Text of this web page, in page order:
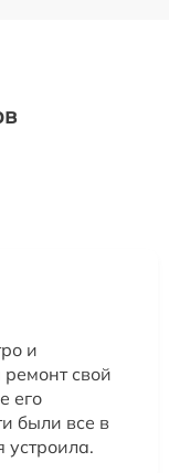
и
ремонт свой
его
были все в
устроила.